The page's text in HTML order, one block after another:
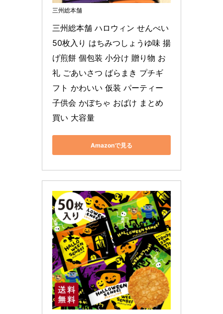
三州総本舗
三州総本舗 ハロウィン せんべい
50枚入り はちみつしょうゆ味 揚
げ煎餅 個包装 小分け 贈り物 お
礼 ごあいさつ ばらまき プチギ
フト かわいい 仮装 パーティー
子供会 かぼちゃ おばけ まとめ
買い 大容量
Amazonで見る